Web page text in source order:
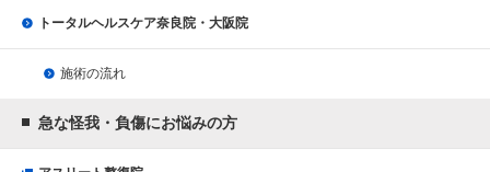
トータルヘルスケア奈良院・大阪院
施術の流れ
急な怪我・負傷にお悩みの方